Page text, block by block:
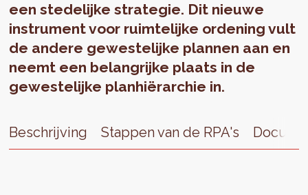
een stedelijke strategie. Dit nieuwe
instrument voor ruimtelijke ordening vult
de andere gewestelijke plannen aan en
neemt een belangrijke plaats in de
gewestelijke planhiërarchie in.
Beschrijving Stappen van de RPA's